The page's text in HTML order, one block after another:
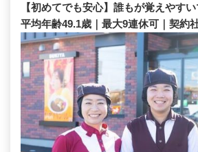
【初めてでも安心】誰もが覚えやす
平均年齢49.1歳｜最大9連休可｜契約